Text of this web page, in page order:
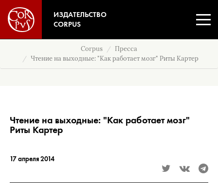
ИЗДАТЕЛЬСТВО
CORPUS
Corpus
Пресса
Чтение на выходные: "Как работает мозг" Риты Картер
Чтение на выходные: "Как работает мозг"
Риты Картер
17 апреля 2014